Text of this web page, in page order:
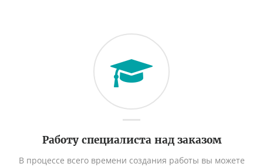
Работу специалиста над заказом
В процессе всего времени создания работы вы можете